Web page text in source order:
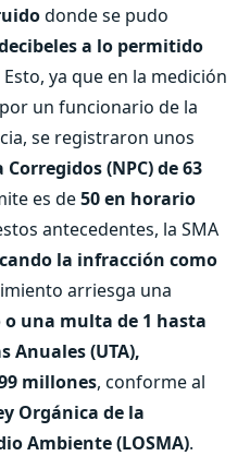
donde se pudo
a lo permitido
Esto, ya que en la medición
un funcionario de la
se registraron unos
(NPC) de 63
es de50 en horario
antecedentes, la SMA
la infracción como
arriesga una
una multa de 1 hasta
Anuales (UTA),
millones, conforme al
Orgánica de la
Ambiente (LOSMA).